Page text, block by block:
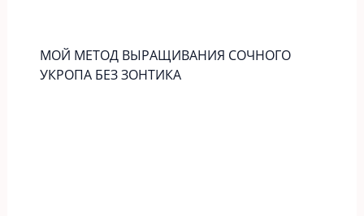
МОЙ МЕТОД ВЫРАЩИВАНИЯ СОЧНОГО
УКРОПА БЕЗ ЗОНТИКА